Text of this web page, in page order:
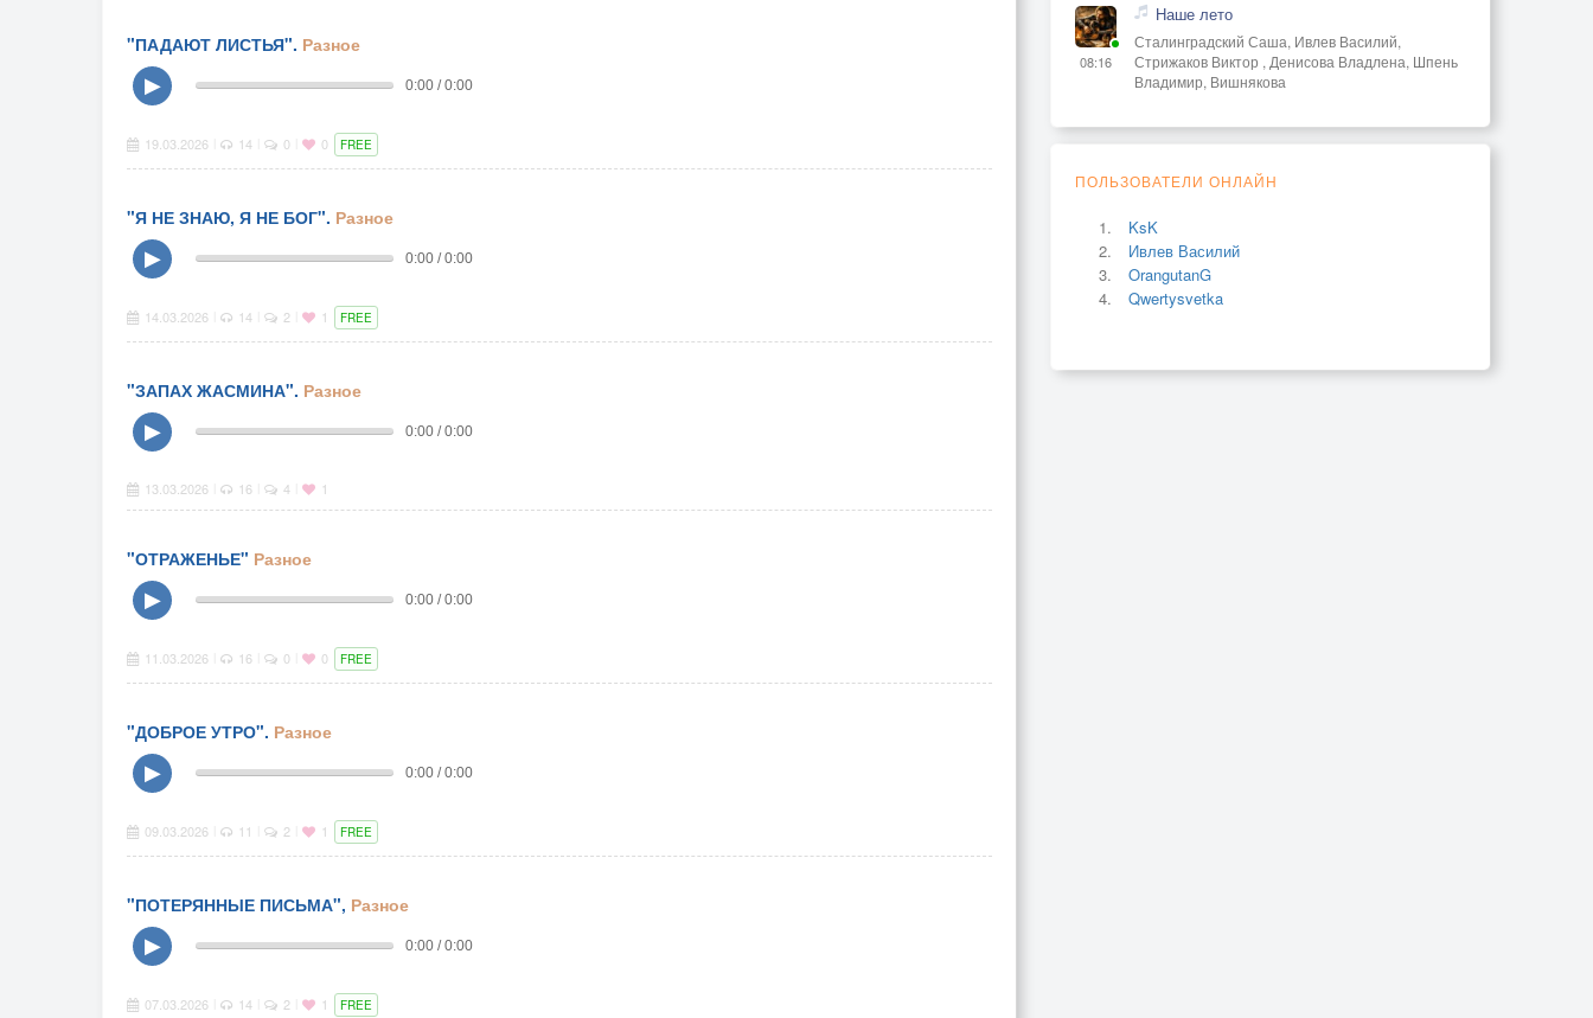
"ПАДАЮТ ЛИСТЬЯ". Разное
▶
0:00 / 0:00
19.03.2026 14 0 0 FREE
"Я НЕ ЗНАЮ, Я НЕ БОГ". Разное
▶
0:00 / 0:00
14.03.2026 14 2 1 FREE
"ЗАПАХ ЖАСМИНА". Разное
▶
0:00 / 0:00
13.03.2026 16 4 1
"ОТРАЖЕНЬЕ" Разное
▶
0:00 / 0:00
11.03.2026 16 0 0 FREE
"ДОБРОЕ УТРО". Разное
▶
0:00 / 0:00
09.03.2026 11 2 1 FREE
"ПОТЕРЯННЫЕ ПИСЬМА", Разное
▶
0:00 / 0:00
07.03.2026 14 2 1 FREE
08:16
Наше лето
Сталинградский Саша, Ивлев Василий,
Стрижаков Виктор , Денисова Владлена, Шпень
Владимир, Вишнякова
ПОЛЬЗОВАТЕЛИ ОНЛАЙН
KsK
Ивлев Василий
OrangutanG
Qwertysvetka